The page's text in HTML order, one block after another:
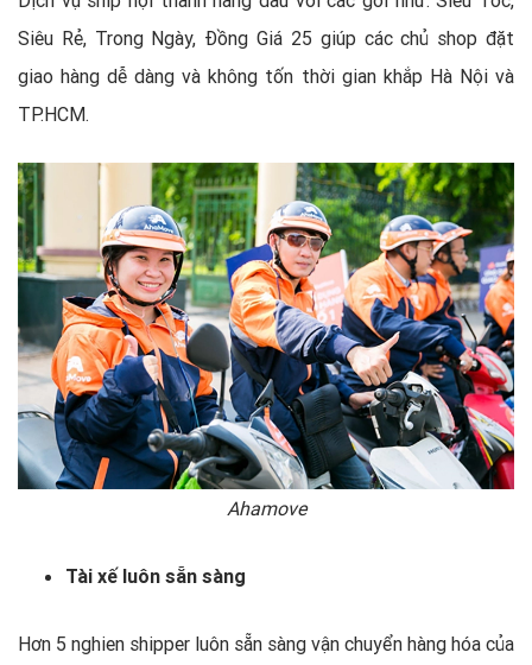
Siêu Rẻ, Trong Ngày, Đồng Giá 25 giúp các chủ shop đặt
giao hàng dễ dàng và không tốn thời gian khắp Hà Nội và
TP.HCM.
Ahamove
Tài xế luôn sẵn sàng
Hơn 5 nghien shipper luôn sẵn sàng vận chuyển hàng hóa của